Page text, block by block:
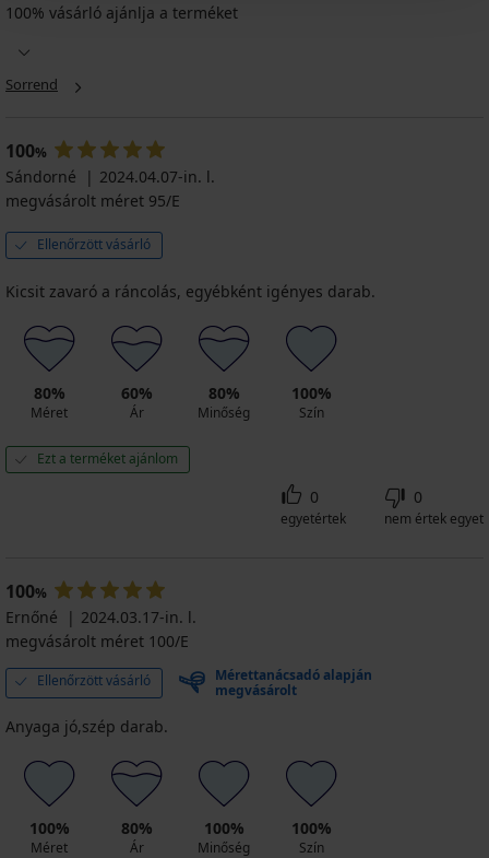
100% vásárló ajánlja a terméket
Sorrend
100%
Sándorné
2024.04.07-in. l.
megvásárolt méret 95/E
Ellenőrzött vásárló
Kicsit zavaró a ráncolás, egyébként igényes darab.
80%
Méret
60%
Ár
80%
Minőség
100%
Szín
Ezt a terméket ajánlom
0
egyetértek
0
nem értek egyet
100%
Ernőné
2024.03.17-in. l.
megvásárolt méret 100/E
Ellenőrzött vásárló
Mérettanácsadó alapján
megvásárolt
Anyaga jó,szép darab.
100%
Méret
80%
Ár
100%
Minőség
100%
Szín